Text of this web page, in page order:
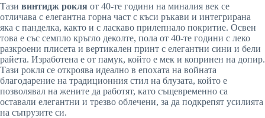
Тази винтидж рокля от 40-те години на миналия век се
отличава с елегантна горна част с къси ръкави и интегрирана
яка с панделка, както и с ласкаво прилепнало покритие. Освен
това е със семпло кръгло деколте, пола от 40-те години с леко
разкроени плисета и вертикален принт с елегантни сини и бели
райета. Изработена е от памук, който е мек и копринен на допир.
Тази рокля се откроява идеално в епохата на войната
благодарение на традиционния стил на блузата, който е
позволявал на жените да работят, като същевременно са
оставали елегантни и трезво облечени, за да подкрепят усилията
на съпрузите си.